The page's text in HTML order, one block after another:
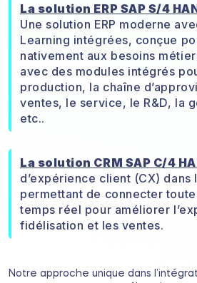
La solution ERP SAP S/4
Une solution ERP moderne
Learning intégrées, conçue
nativement aux besoins
avec des modules intégrés
production, la chaîne
ventes, le service, le R&D, la
etc..
La solution CRM SAP C/4
d’expérience client (CX) dans
permettant de connecter
temps réel pour améliorer
fidélisation et les ventes.
Notre approche unique dans